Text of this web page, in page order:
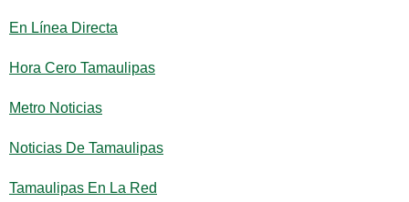
En Línea Directa
Hora Cero Tamaulipas
Metro Noticias
Noticias De Tamaulipas
Tamaulipas En La Red